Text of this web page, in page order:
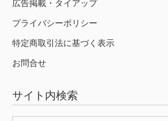
広告掲載・タイアップ
プライバシーポリシー
特定商取引法に基づく表示
お問合せ
サイト内検索